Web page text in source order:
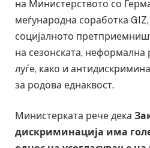
на Министерството со
меѓународна соработка
социјалното
на сезонската, неформална
луѓе, како и
за родова еднаквост.
Министерката рече дека
дискриминација има